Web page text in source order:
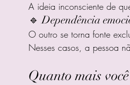
A ideia inconsciente de
🔹 Dependência
O outro se torna fonte
Nesses casos, a pessoa
Quanto mais